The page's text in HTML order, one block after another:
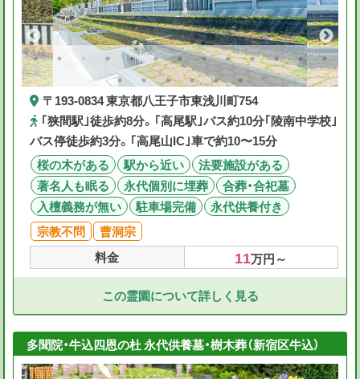
〒193-0834 東京都八王子市東浅川町754
｢狭間駅｣徒歩約8分。｢高尾駅｣バス約10分｢陵南中学校｣
バス停徒歩約3分。｢高尾山IC｣車で約10〜15分
桜の木がある
駅から近い
法要施設がある
著名人も眠る
永代個別に埋葬
合葬・合祀墓
入檀義務が無い
駐車場完備
永代供養付き
宗教不問
曹洞宗
料金
11万円～
この霊園について詳しく見る
多聞院・牛込四恩の杜 永代供養墓・樹木葬（新宿区牛込）